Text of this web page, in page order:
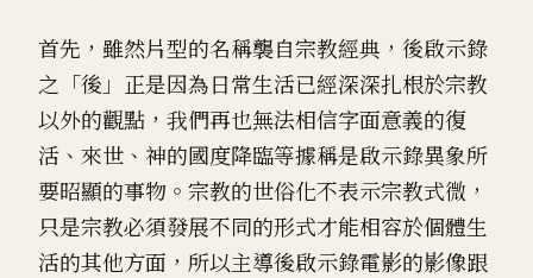
首先，雖然片型的名稱襲自宗教經典，後啟示錄
之「後」正是因為日常生活已經深深扎根於宗教
以外的觀點，我們再也無法相信字面意義的復
活、來世、神的國度降臨等據稱是啟示錄異象所
要昭顯的事物。宗教的世俗化不表示宗教式微，
只是宗教必須發展不同的形式才能相容於個體生
活的其他方面，所以主導後啟示錄電影的影像跟